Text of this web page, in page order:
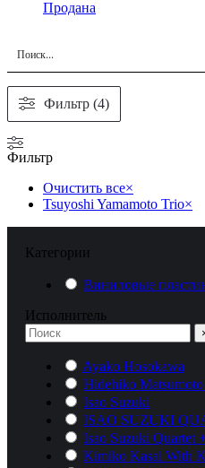
Продана
Фильтр (4)
Фильтр
Очистить все×
Tsuyoshi Yamamoto Trio×
Категории
Виниловые
Исполнитель
Ayako Hosokawa
Hidehiko
Isao Suzuki
ISAO SUZUKI
Isao Suzuki Quartet
Kimiko Kasai With